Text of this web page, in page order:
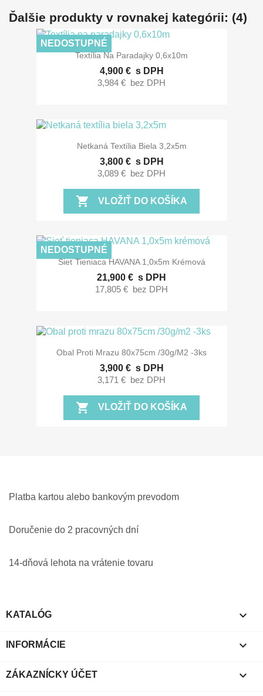
Ďalšie produkty v rovnakej kategórii: (4)
Textília Na Paradajky 0,6x10m
4,900 € s DPH
3,984 € bez DPH
NEDOSTUPNÉ
Netkaná Textília Biela 3,2x5m
3,800 € s DPH
3,089 € bez DPH
shopping_cart VLOŽIŤ DO KOŠÍKA
Sieť Tieniaca HAVANA 1,0x5m Krémová
21,900 € s DPH
17,805 € bez DPH
NEDOSTUPNÉ
Obal Proti Mrazu 80x75cm /30g/m2 -3ks
3,900 € s DPH
3,171 € bez DPH
shopping_cart VLOŽIŤ DO KOŠÍKA
Platba kartou alebo bankovým prevodom
Doručenie do 2 pracovných dní
14-dňová lehota na vrátenie tovaru
KATALÓG 
INFORMÁCIE 
ZÁKAZNÍCKY ÚČET 